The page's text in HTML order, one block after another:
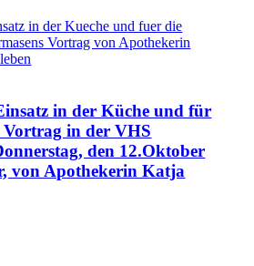
in der Küche und für
Vortrag in der VHS
den 12.Oktober
von Apothekerin Katja